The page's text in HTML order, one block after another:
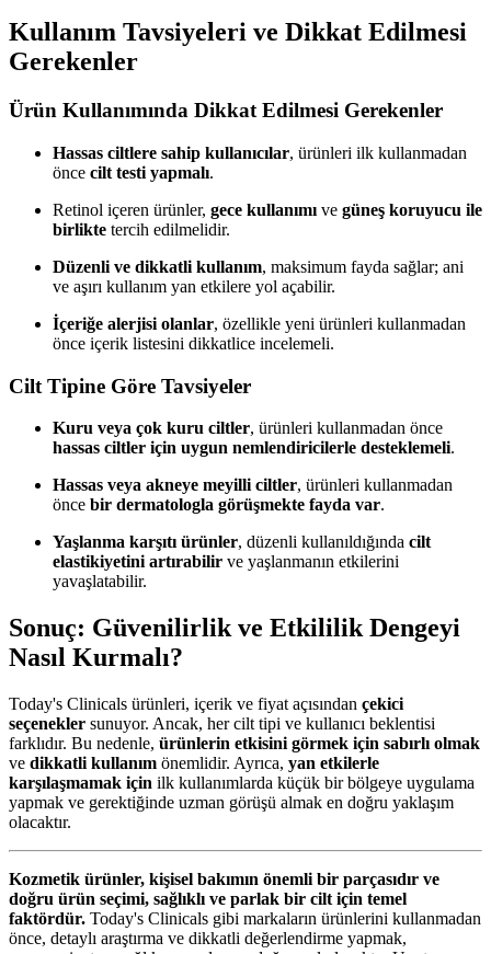
Kullanım Tavsiyeleri ve Dikkat Edilmesi
Gerekenler
Ürün Kullanımında Dikkat Edilmesi Gerekenler
Hassas ciltlere sahip kullanıcılar, ürünleri ilk kullanmadan
önce cilt testi yapmalı.
Retinol içeren ürünler, gece kullanımı ve güneş koruyucu ile
birlikte tercih edilmelidir.
Düzenli ve dikkatli kullanım, maksimum fayda sağlar; ani
ve aşırı kullanım yan etkilere yol açabilir.
İçeriğe alerjisi olanlar, özellikle yeni ürünleri kullanmadan
önce içerik listesini dikkatlice incelemeli.
Cilt Tipine Göre Tavsiyeler
Kuru veya çok kuru ciltler, ürünleri kullanmadan önce
hassas ciltler için uygun nemlendiricilerle desteklemeli.
Hassas veya akneye meyilli ciltler, ürünleri kullanmadan
önce bir dermatologla görüşmekte fayda var.
Yaşlanma karşıtı ürünler, düzenli kullanıldığında cilt
elastikiyetini artırabilir ve yaşlanmanın etkilerini
yavaşlatabilir.
Sonuç: Güvenilirlik ve Etkililik Dengeyi
Nasıl Kurmalı?
Today's Clinicals ürünleri, içerik ve fiyat açısından çekici
seçenekler sunuyor. Ancak, her cilt tipi ve kullanıcı beklentisi
farklıdır. Bu nedenle, ürünlerin etkisini görmek için sabırlı olmak
ve dikkatli kullanım önemlidir. Ayrıca, yan etkilerle
karşılaşmamak için ilk kullanımlarda küçük bir bölgeye uygulama
yapmak ve gerektiğinde uzman görüşü almak en doğru yaklaşım
olacaktır.
Kozmetik ürünler, kişisel bakımın önemli bir parçasıdır ve
doğru ürün seçimi, sağlıklı ve parlak bir cilt için temel
faktördür. Today's Clinicals gibi markaların ürünlerini kullanmadan
önce, detaylı araştırma ve dikkatli değerlendirme yapmak,